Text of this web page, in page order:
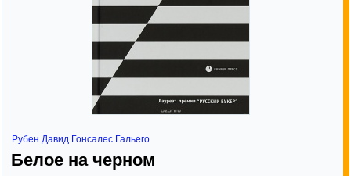
Рубен Давид Гонсалес Гальего
Белое на черном